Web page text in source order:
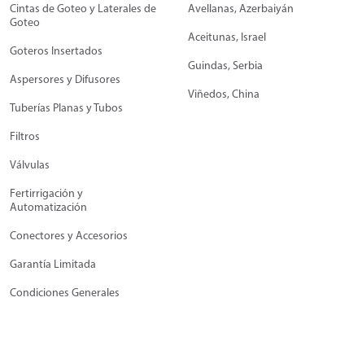
Cintas de Goteo y Laterales de
Goteo
Goteros Insertados
Aspersores y Difusores
Tuberías Planas y Tubos
Filtros
Válvulas
Fertirrigación y
Automatización
Conectores y Accesorios
Garantía Limitada
Condiciones Generales
Avellanas, Azerbaiyán
Aceitunas, Israel
Guindas, Serbia
Viñedos, China